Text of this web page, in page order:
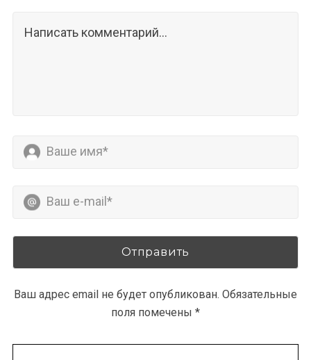
Ваш адрес email не будет опубликован. Обязательные
поля помечены *